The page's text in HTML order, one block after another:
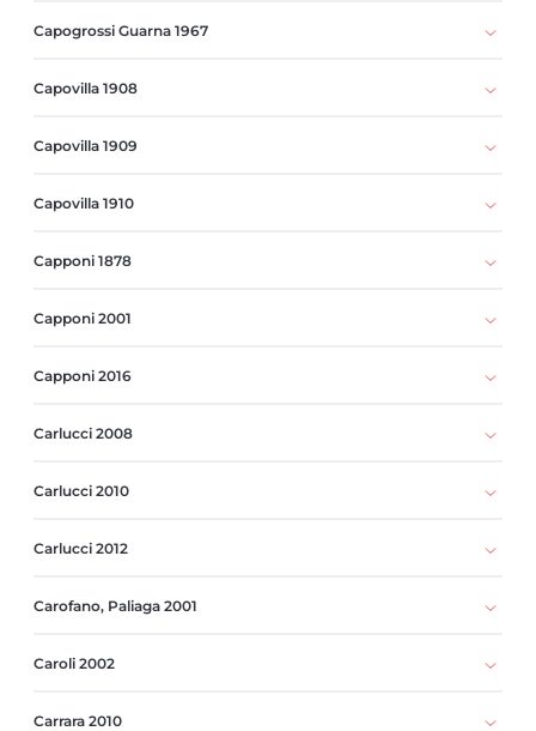
Capogrossi Guarna 1967
Capovilla 1908
Capovilla 1909
Capovilla 1910
Capponi 1878
Capponi 2001
Capponi 2016
Carlucci 2008
Carlucci 2010
Carlucci 2012
Carofano, Paliaga 2001
Caroli 2002
Carrara 2010